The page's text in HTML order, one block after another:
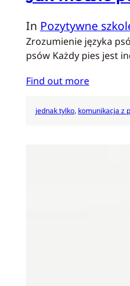
In Pozytywne
Zrozumienie języka
psów Każdy pies jest
Find out more
jednak tylko, komunikacja z